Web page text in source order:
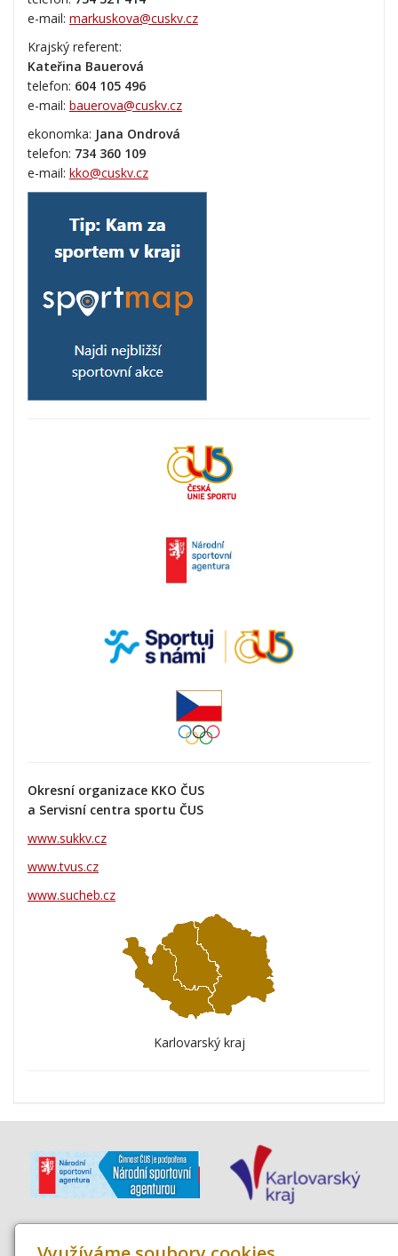
e-mail: markuskova@cuskv.cz
Krajský referent:
Kateřina Bauerová
telefon: 604 105 496
e-mail: bauerova@cuskv.cz
ekonomka: Jana Ondrová
telefon: 734 360 109
e-mail: kko@cuskv.cz
Okresní organizace KKO ČUS
a Servisní centra sportu ČUS
www.sukkv.cz
www.tvus.cz
www.sucheb.cz
Karlovarský kraj